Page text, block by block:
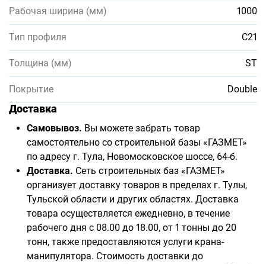
Рабочая ширина (мм) 1000
Тип профиля С21
Толщина (мм) ST
Покрытие Double
Доставка
Самовывоз. Вы можете забрать товар
самостоятельно со строительной базы «ГАЗМЕТ»
по адресу г. Тула, Новомосковское шоссе, 64-б.
Доставка. Сеть строительных баз «ГАЗМЕТ»
организует доставку товаров в пределах г. Тулы,
Тульской области и других областях. Доставка
товара осуществляется ежедневно, в течение
рабочего дня с 08.00 до 18.00, от 1 тонны до 20
тонн, также предоставляются услуги крана-
манипулятора. Стоимость доставки до